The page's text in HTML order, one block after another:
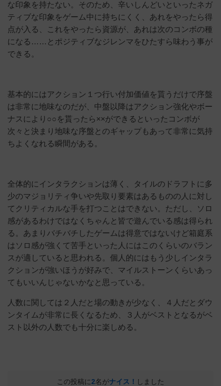
な印象を持たない。そのため、辛いしんどいといったネガ
ティブな印象をゲーム中に持ちにくく、あれをやったら得
点が入る、これをやったら資源が、あれは次のコンボの種
になる……とポジティブなジレンマをひたすら味わう事が
できる。
基本的にはアクション１つ行い付加価値を貰うだけで序盤
は非常に地味なのだが、中盤以降はアクション強化やボー
ナスにより○○を貰ったら××ができるといったコンボが
次々と決まり地味な序盤とのギャップもあって非常に気持
ちよくなれる瞬間がある。
全体的にインタラクションは薄く、タイルのドラフトに多
少のマジョリティ争いや先取り要素はあるものの人に対し
てクリティカルな手を打つことはできない。ただし、ソロ
感があるわけではなくちゃんと皆で遊んでいる感は得られ
る。あまりバチバチしたゲームは得意ではないけど箱庭系
はソロ感が強くて苦手といった人にはこのくらいのバラン
スが適していると思われる。個人的にはもう少しインタラ
クションが強いほうが好みで、マイルストーンくらいあっ
てもいいんじゃないかなと思っている。
人数に関しては２人だと場の動きが少なく、４人だとダウ
ンタイムが非常に長くなるため、３人がベストとなるがベ
スト以外の人数でも十分に楽しめる。
この投稿に2名がナイス！ しました